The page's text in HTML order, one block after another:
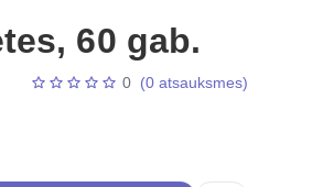
60 gab.
0 (0 atsauksmes)